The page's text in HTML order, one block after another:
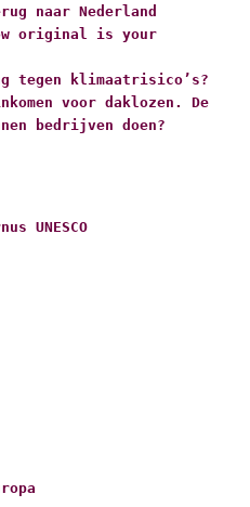
naar Nederland
original is your
tegen klimaatrisico’s?
voor daklozen. De
bedrijven doen?
UNESCO